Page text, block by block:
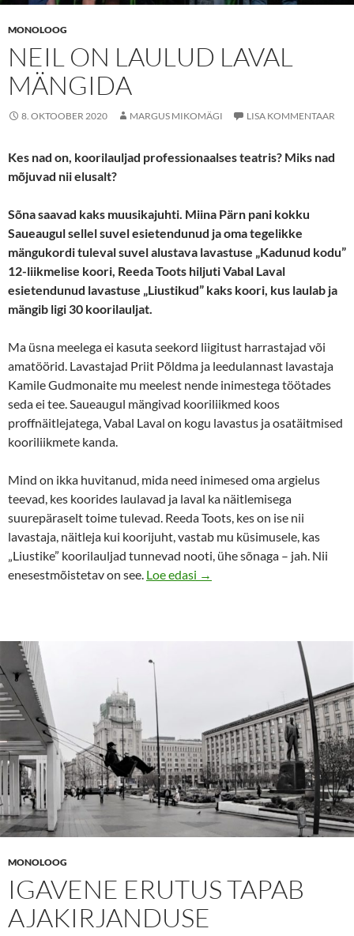
MONOLOOG
NEIL ON LAULUD LAVAL
MÄNGIDA
8. OKTOOBER 2020 MARGUS MIKOMÄGI LISA KOMMENTAAR
Kes nad on, koorilauljad professionaalses teatris? Miks nad
mõjuvad nii elusalt?
Sõna saavad kaks muusikajuhti. Miina Pärn pani kokku
Saueaugul sellel suvel esietendunud ja oma tegelikke
mängukordi tuleval suvel alustava lavastuse „Kadunud kodu”
12-liikmelise koori, Reeda Toots hiljuti Vabal Laval
esietendunud lavastuse „Liustikud” kaks koori, kus laulab ja
mängib ligi 30 koorilauljat.
Ma üsna meelega ei kasuta seekord liigitust harrastajad või
amatöörid. Lavastajad Priit Põldma ja leedulannast lavastaja
Kamile Gudmonaite mu meelest nende inimestega töötades
seda ei tee. Saueaugul mängivad kooriliikmed koos
proffnäitlejatega, Vabal Laval on kogu lavastus ja osatäitmised
kooriliikmete kanda.
Mind on ikka huvitanud, mida need inimesed oma argielus
teevad, kes koorides laulavad ja laval ka näitlemisega
suurepäraselt toime tulevad. Reeda Toots, kes on ise nii
lavastaja, näitleja kui koorijuht, vastab mu küsimusele, kas
„Liustike” koorilauljad tunnevad nooti, ühe sõnaga – jah. Nii
enesestmõistetav on see. Loe edasi Neil on laulud laval mängida
→
MONOLOOG
IGAVENE ERUTUS TAPAB
AJAKIRJANDUSE